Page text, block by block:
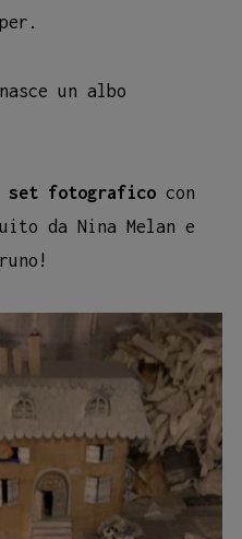
un albo
set fotografico con
da Nina Melan e